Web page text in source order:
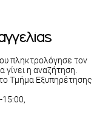
πληκτρολόγησε τον
γίνει η αναζήτηση.
Τμήμα Εξυπηρέτησης